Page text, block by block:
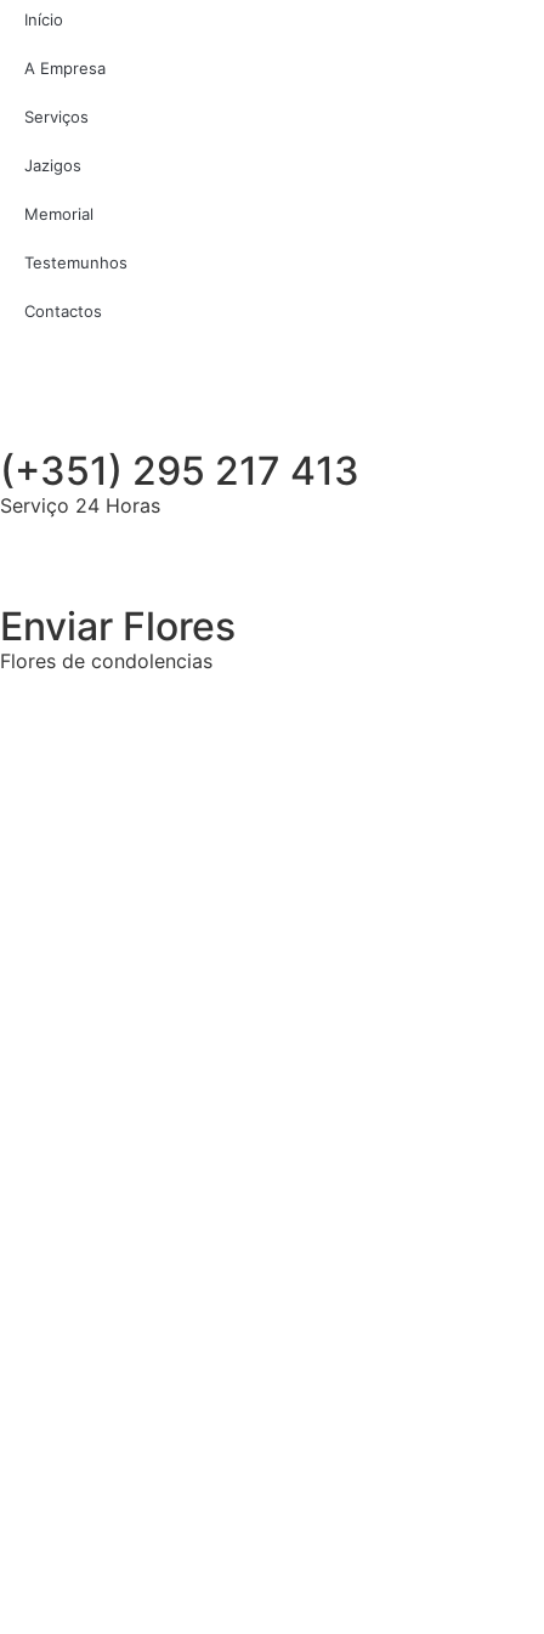
Início
A Empresa
Serviços
Jazigos
Memorial
Testemunhos
Contactos
(+351) 295 217 413
Serviço 24 Horas
Enviar Flores
Flores de condolencias